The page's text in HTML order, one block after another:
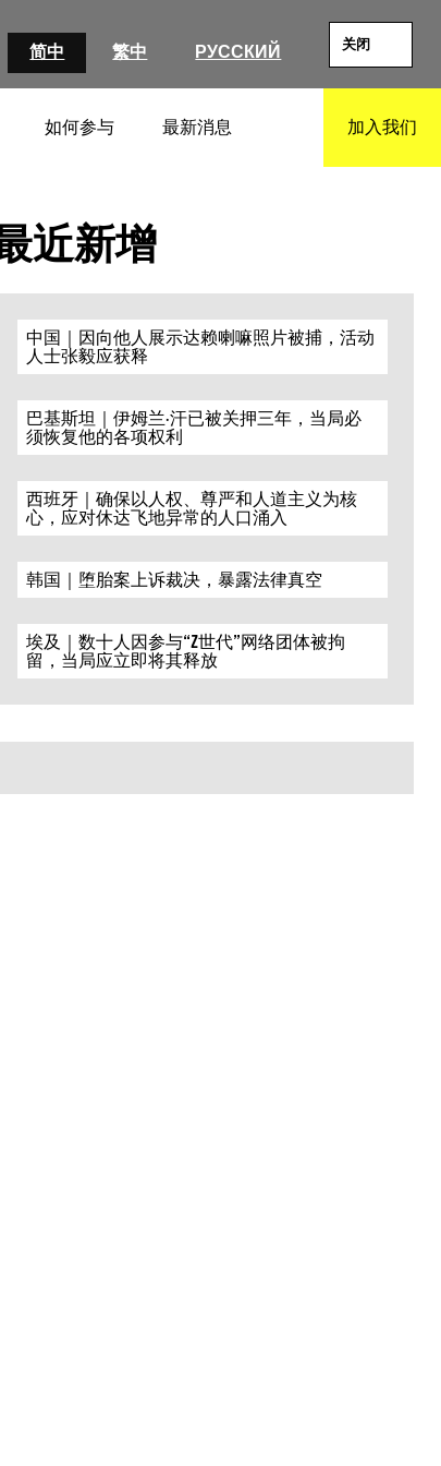
简中 繁中 РУССКИЙ 关闭
如何参与 最新消息 加入我们
近新增
中国｜因向他人展示达赖喇嘛照片被捕，活动
人士张毅应获释
巴基斯坦｜伊姆兰·汗已被关押三年，当局必
须恢复他的各项权利
西班牙｜确保以人权、尊严和人道主义为核
心，应对休达飞地异常的人口涌入
韩国｜堕胎案上诉裁决，暴露法律真空
埃及｜数十人因参与“Z世代”网络团体被拘
留，当局应立即将其释放